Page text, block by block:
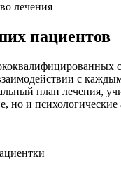
лечения
пациентов
с
план лечения,
но и психологические